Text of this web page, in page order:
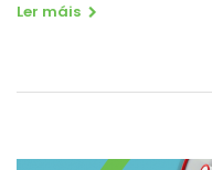
Ler máis